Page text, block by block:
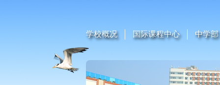
学校概况 国际课程中心 中学部